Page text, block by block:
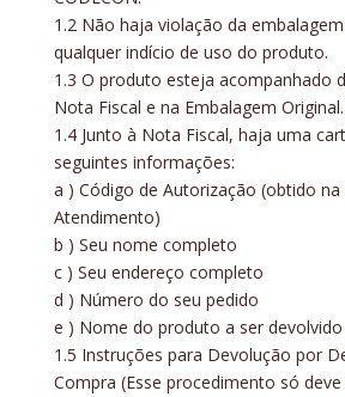
1.2 Não haja violação da
qualquer indício de uso do produto.
1.3 O produto esteja acompanhado
Nota Fiscal e na Embalagem Original.
1.4 Junto à Nota Fiscal, haja uma
seguintes informações:
a ) Código de Autorização (obtido na
Atendimento)
b ) Seu nome completo
c ) Seu endereço completo
d ) Número do seu pedido
e ) Nome do produto a ser devolvido
1.5 Instruções para Devolução por
Compra (Esse procedimento só